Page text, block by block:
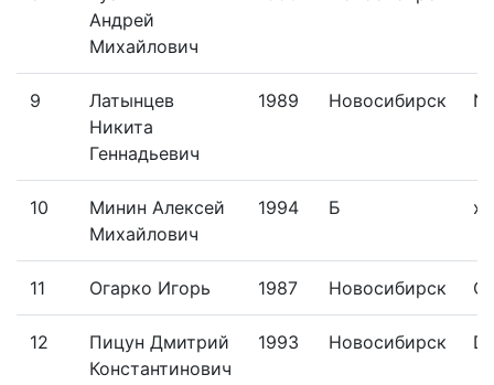
Андрей
Михайлович
9
Латынцев
Никита
Геннадьевич
1989 Новосибирск
10
Минин Алексей
Михайлович
1994 Б
11 Огарко Игорь 1987 Новосибирск
12
Пицун Дмитрий
Константинович
1993 Новосибирск